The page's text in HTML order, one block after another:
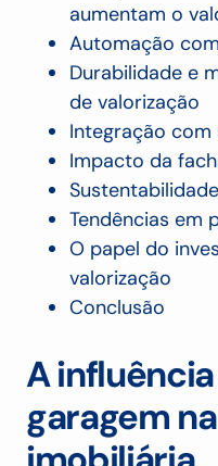
aumentam o
Automação
Durabilidade e
de valorização
Integração com
Impacto da
Tendências em
O papel do
valorização
Conclusão
A
garagem